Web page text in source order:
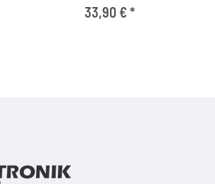
(MD97082) Notebook
33,90 €*